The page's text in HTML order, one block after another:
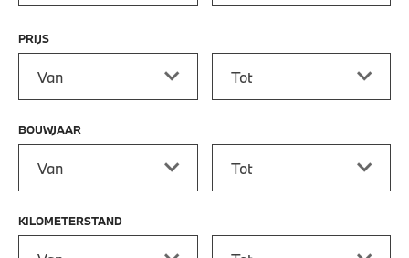
PRIJS
BOUWJAAR
KILOMETERSTAND